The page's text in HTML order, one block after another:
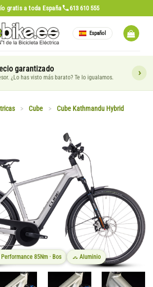
gratis a toda España 613 610 555
Español
garantizado
¿Lo has visto más barato? Te lo igualamos.
> Cube > Cube Kathmandu Hybrid
Performance 85Nm · Bos Aluminio